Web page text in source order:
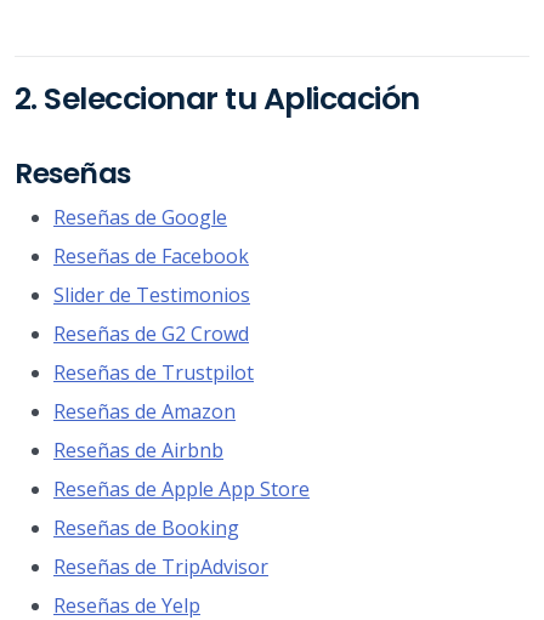
2. Seleccionar tu Aplicación
Reseñas
Reseñas de Google
Reseñas de Facebook
Slider de Testimonios
Reseñas de G2 Crowd
Reseñas de Trustpilot
Reseñas de Amazon
Reseñas de Airbnb
Reseñas de Apple App Store
Reseñas de Booking
Reseñas de TripAdvisor
Reseñas de Yelp